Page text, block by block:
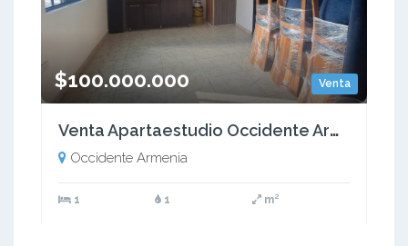
Venta
$100.000.000
Venta Apartaestudio Occidente Armenia Quindío - Colombia COD: 9340606
Occidente Armenia
1 1 m²